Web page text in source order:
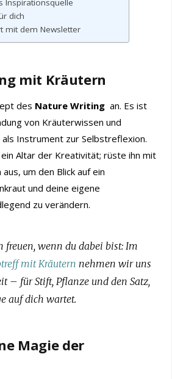
Inspirationsquelle
dich
mit dem Newsletter
mit Kräutern
des Nature Writing an. Es ist
von Kräuterwissen und
Instrument zur Selbstreflexion.
Altar der Kreativität; rüste ihn mit
um den Blick auf ein
und deine eigene
zu verändern.
freuen, wenn du dabei bist: Im
mit Kräutern nehmen wir uns
– für Stift, Pflanze und den Satz,
auf dich wartet.
Magie der